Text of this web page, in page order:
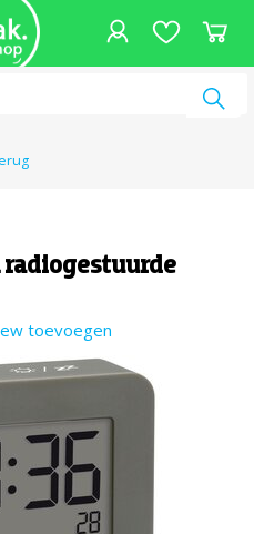
in huis
radiogestuurde
toevoegen